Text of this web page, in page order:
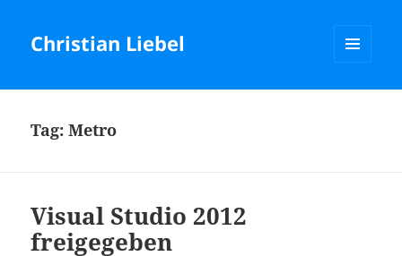
Christian Liebel
Tag:Metro
Visual Studio 2012
freigegeben